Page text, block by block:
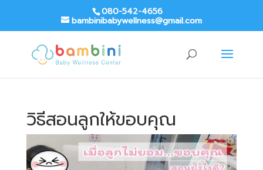
080-542-4656
bambinibabywellness@gmail.com
วิธีสอนลูกให้ขอบคุณ